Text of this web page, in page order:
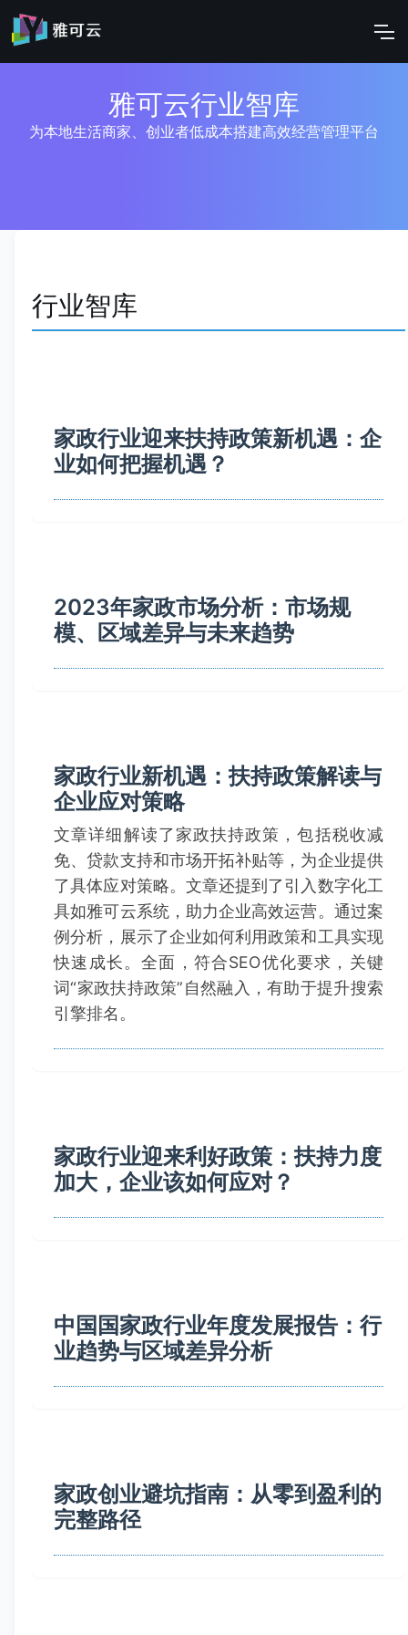
雅可云行业智库
为本地生活商家、创业者低成本搭建高效经营管理平台
行业智库
家政行业迎来扶持政策新机遇：企
业如何把握机遇？
2023年家政市场分析：市场规
模、区域差异与未来趋势
家政行业新机遇：扶持政策解读与
企业应对策略
文章详细解读了家政扶持政策，包括税收减
免、贷款支持和市场开拓补贴等，为企业提供
了具体应对策略。文章还提到了引入数字化工
具如雅可云系统，助力企业高效运营。通过案
例分析，展示了企业如何利用政策和工具实现
快速成长。全面，符合SEO优化要求，关键
词“家政扶持政策”自然融入，有助于提升搜索
引擎排名。
家政行业迎来利好政策：扶持力度
加大，企业该如何应对？
中国国家政行业年度发展报告：行
业趋势与区域差异分析
家政创业避坑指南：从零到盈利的
完整路径